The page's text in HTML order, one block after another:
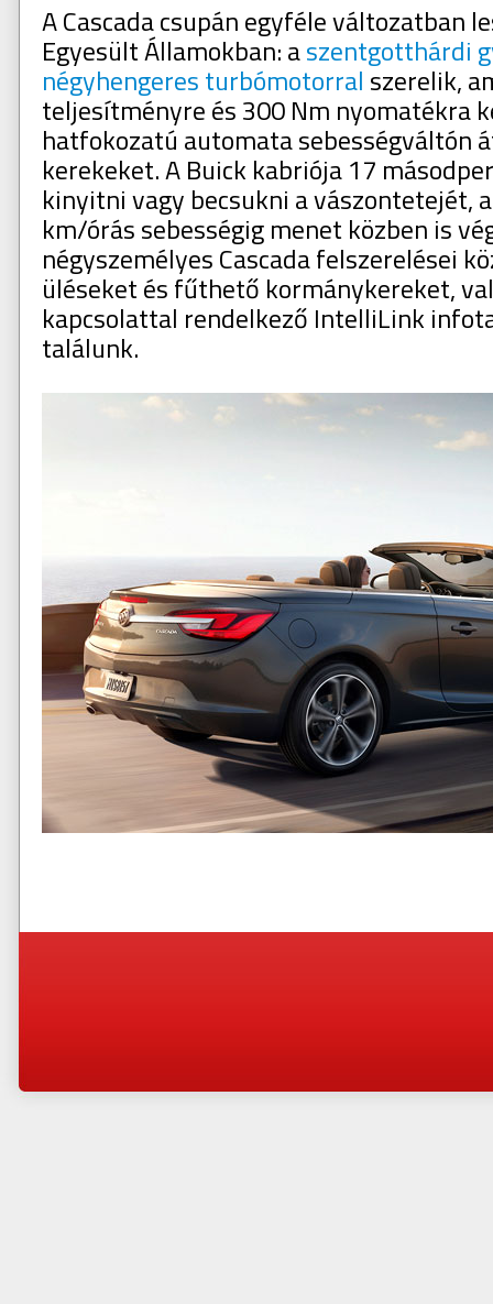
A Cascada csupán egyféle változatban
Egyesült Államokban: aszentgotthárdi
négyhengeres turbómotorral szerelik,
teljesítményre és 300 Nm nyomatékra
hatfokozatú automata sebességváltón
kerekeket. A Buick kabriója 17
kinyitni vagy becsukni a vászontetejét,
km/órás sebességig menet közben is
négyszemélyes Cascada felszerelései
üléseket és fűthető kormánykereket,
kapcsolattal rendelkező IntelliLink
találunk.